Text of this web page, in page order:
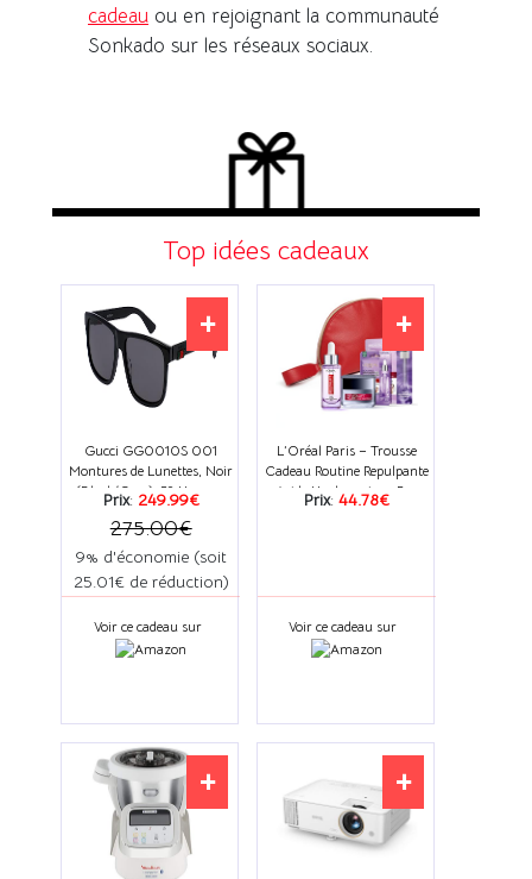
cadeau ou en rejoignant la communauté
Sonkado sur les réseaux sociaux.
Top idées cadeaux
+
Gucci GG0010S 001
Montures de Lunettes, Noir
(Black/Grey), 58 Homme
Prix: 249.99€
275.00€
9% d'économie (soit
25.01€ de réduction)
Voir ce cadeau sur
+
L’Oréal Paris – Trousse
Cadeau Routine Repulpante
– Acide Hyaluronique Pur –
Hyd
Prix: 44.78€
Voir ce cadeau sur
+ +